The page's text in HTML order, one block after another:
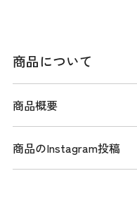
商品について
商品概要
商品説明
商品のInstagram投稿